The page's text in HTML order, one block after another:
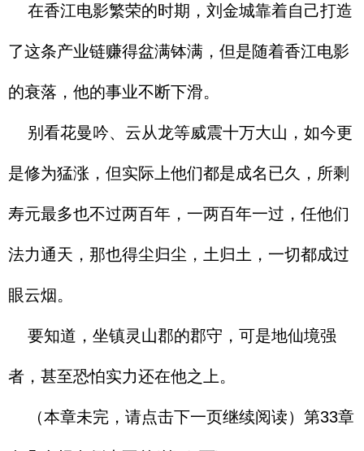
在香江电影繁荣的时期，刘金城靠着自己打造
了这条产业链赚得盆满钵满，但是随着香江电影
的衰落，他的事业不断下滑。
别看花曼吟、云从龙等威震十万大山，如今更
是修为猛涨，但实际上他们都是成名已久，所剩
寿元最多也不过两百年，一两百年一过，任他们
法力通天，那也得尘归尘，土归土，一切都成过
眼云烟。
要知道，坐镇灵山郡的郡守，可是地仙境强
者，甚至恐怕实力还在他之上。
（本章未完，请点击下一页继续阅读）第33章